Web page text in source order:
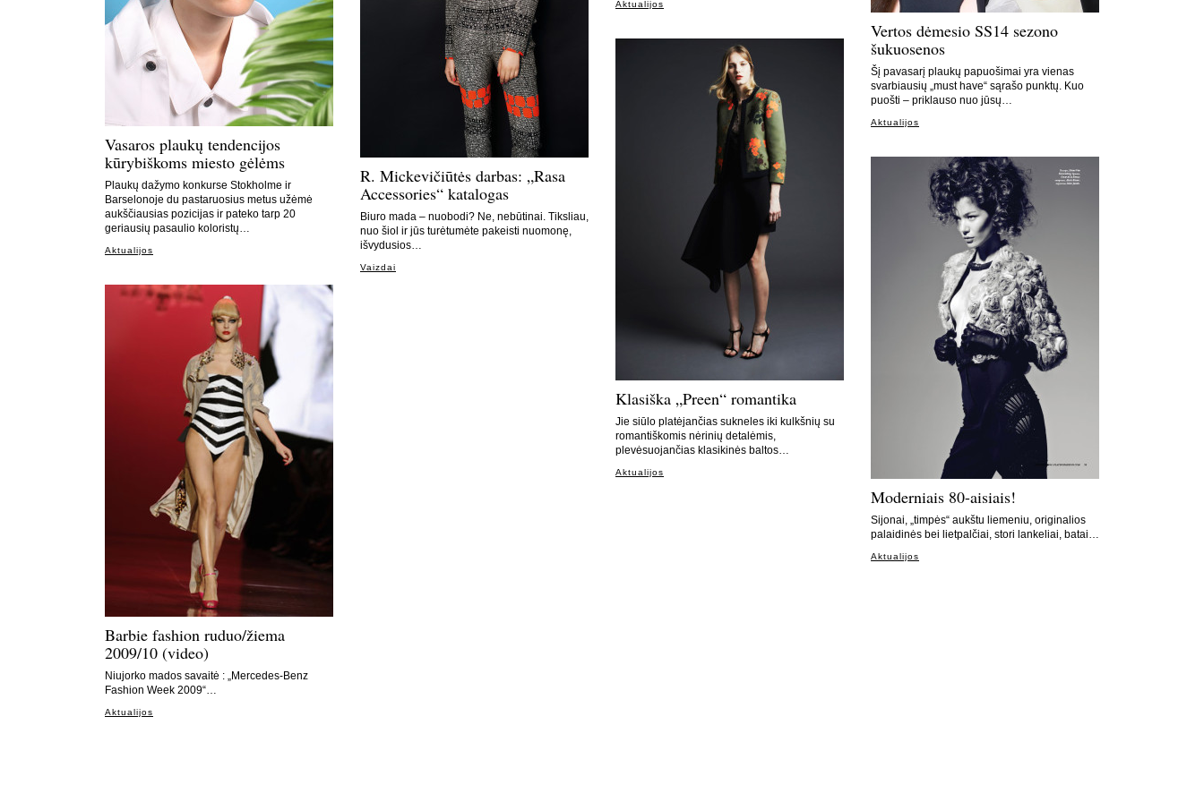
Vasaros plaukų tendencijos
kūrybiškoms miesto gėlėms
Plaukų dažymo konkurse Stokholme ir
Barselonoje du pastaruosius metus užėmė
aukščiausias pozicijas ir pateko tarp 20
geriausių pasaulio koloristų…
Aktualijos
R. Mickevičiūtės darbas: „Rasa
Accessories“ katalogas
Biuro mada – nuobodi? Ne, nebūtinai. Tiksliau,
nuo šiol ir jūs turėtumėte pakeisti nuomonę,
išvydusios…
Vaizdai
Aktualijos
Vertos dėmesio SS14 sezono
šukuosenos
Šį pavasarį plaukų papuošimai yra vienas
svarbiausių „must have“ sąrašo punktų. Kuo
puošti – priklauso nuo jūsų…
Aktualijos
Klasiška „Preen“ romantika
Jie siūlo platėjančias sukneles iki kulkšnių su
romantiškomis nėrinių detalėmis,
plevėsuojančias klasikinės baltos…
Aktualijos
Moderniais 80-aisiais!
Sijonai, „timpės“ aukštu liemeniu, originalios
palaidinės bei lietpalčiai, stori lankeliai, batai…
Aktualijos
Barbie fashion ruduo/žiema
2009/10 (video)
Niujorko mados savaitė : „Mercedes-Benz
Fashion Week 2009“…
Aktualijos